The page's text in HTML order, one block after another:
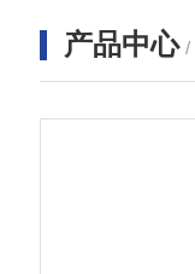
产品中心 /